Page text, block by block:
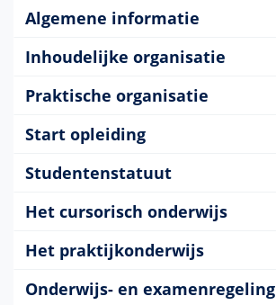
Algemene informatie
Inhoudelijke organisatie
Praktische organisatie
Start opleiding
Studentenstatuut
Het cursorisch onderwijs
Het praktijkonderwijs
Onderwijs- en examenregeling